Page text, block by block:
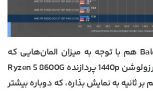
بازی Baldur’s Gate 3 هم با توجه به میزان المان‌هایی که
داره، سنگینه. در رزولوشن 1440p پردازنده Ryzen 5 8600G
تنها 17 فریم بر ثانیه به نمایش بذاره، که دوباره بیشتر